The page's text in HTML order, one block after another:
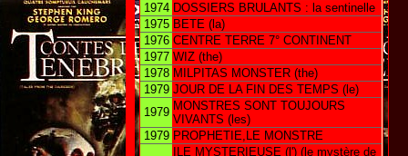
1974 DOSSIERS BRULANTS : la sentinelle
1975 BETE (la)
1976 CENTRE TERRE 7° CONTINENT
1977 WIZ (the)
1978 MILPITAS MONSTER (the)
1979 JOUR DE LA FIN DES TEMPS (le)
1979 MONSTRES SONT TOUJOURS
VIVANTS (les)
1979 PROPHETIE,LE MONSTRE
ILE MYSTERIEUSE (l') (le mystère de